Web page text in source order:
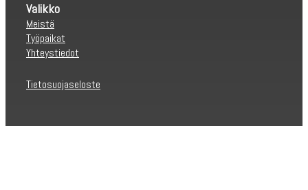
Valikko
Meistä
Työpaikat
Yhteystiedot
Tietosuojaseloste